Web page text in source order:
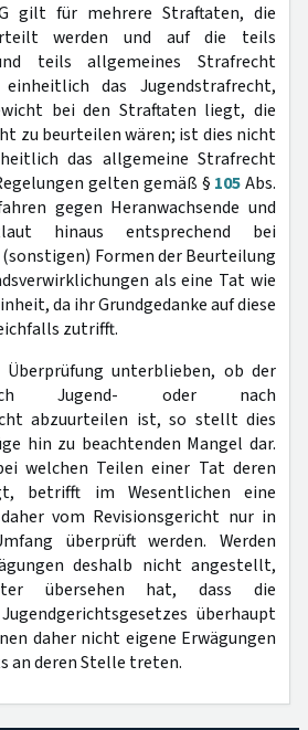
gilt für mehrere Straftaten, die
werden und auf die teils
teils allgemeines Strafrecht
das Jugendstrafrecht,
bei den Straftaten liegt, die
zu beurteilen wären; ist dies nicht
das allgemeine Strafrecht
gelten gemäß § 105Abs.
gegen Heranwachsende und
hinaus entsprechend bei
Formen der Beurteilung
als eine Tat wie
da ihr Grundgedanke auf diese
zutrifft.
unterblieben, ob der
Jugend- oder nach
abzuurteilen ist, so stellt dies
hin zu beachtenden Mangel dar.
welchen Teilen einer Tat deren
betrifft im Wesentlichen eine
vom Revisionsgericht nur in
überprüft werden. Werden
deshalb nicht angestellt,
übersehen hat, dass die
überhaupt
daher nicht eigene Erwägungen
an deren Stelle treten.